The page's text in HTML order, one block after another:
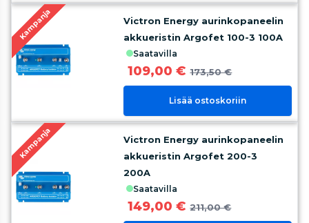
Kampanja
Victron Energy aurinkopaneelin
akkueristin Argofet 100-3 100A
saatavilla
109,00 € 173,50 €
Lisää ostoskoriin
Kampanja
Victron Energy aurinkopaneelin
akkueristin Argofet 200-3
200A
saatavilla
149,00 € 211,00 €